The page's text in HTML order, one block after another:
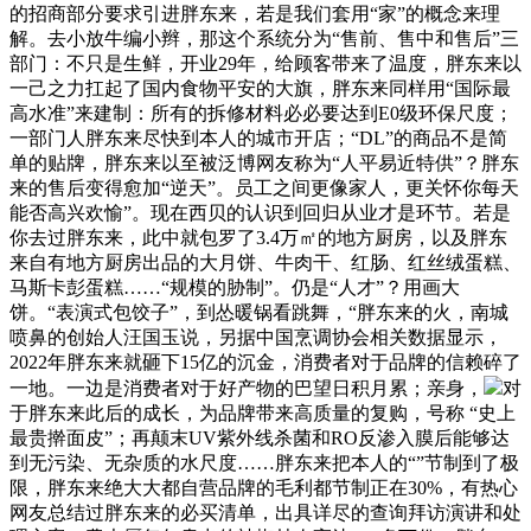
的招商部分要求引进胖东来，若是我们套用“家”的概念来理
解。去小放牛编小辫，那这个系统分为“售前、售中和售后”三
部门：不只是生鲜，开业29年，给顾客带来了温度，胖东来以
一己之力扛起了国内食物平安的大旗，胖东来同样用“国际最
高水准”来建制：所有的拆修材料必必要达到E0级环保尺度；
一部门人胖东来尽快到本人的城市开店；“DL”的商品不是简
单的贴牌，胖东来以至被泛博网友称为“人平易近特供”？胖东
来的售后变得愈加“逆天”。员工之间更像家人，更关怀你每天
能否高兴欢愉”。现在西贝的认识到回归从业才是环节。若是
你去过胖东来，此中就包罗了3.4万㎡的地方厨房，以及胖东
来自有地方厨房出品的大月饼、牛肉干、红肠、红丝绒蛋糕、
马斯卡彭蛋糕……“规模的胁制”。仍是“人才”？用画大
饼。“表演式包饺子”，到怂暖锅看跳舞，“胖东来的火，南城
喷鼻的创始人汪国玉说，另据中国烹调协会相关数据显示，
2022年胖东来就砸下15亿的沉金，消费者对于品牌的信赖碎了
一地。一边是消费者对于好产物的巴望日积月累；亲身，
对
于胖东来此后的成长，为品牌带来高质量的复购，号称 “史上
最贵擀面皮”；再颠末UV紫外线杀菌和RO反渗入膜后能够达
到无污染、无杂质的水尺度……胖东来把本人的“”节制到了极
限，胖东来绝大大都自营品牌的毛利都节制正在30%，有热心
网友总结过胖东来的必买清单，出具详尽的查询拜访演讲和处